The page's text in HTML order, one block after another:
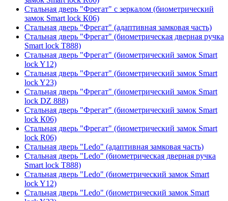
Стальная дверь "Фрегат" с зеркалом (биометрический
замок Smart lock К06)
Стальная дверь "Фрегат" (адаптивная замковая часть)
Стальная дверь "Фрегат" (биометрическая дверная ручка
Smart lock T888)
Стальная дверь "Фрегат" (биометрический замок Smart
lock Y12)
Стальная дверь "Фрегат" (биометрический замок Smart
lock Y23)
Стальная дверь "Фрегат" (биометрический замок Smart
lock DZ 888)
Стальная дверь "Фрегат" (биометрический замок Smart
lock К06)
Стальная дверь "Фрегат" (биометрический замок Smart
lock R06)
Стальная дверь "Ledo" (адаптивная замковая часть)
Стальная дверь "Ledo" (биометрическая дверная ручка
Smart lock T888)
Стальная дверь "Ledo" (биометрический замок Smart
lock Y12)
Стальная дверь "Ledo" (биометрический замок Smart